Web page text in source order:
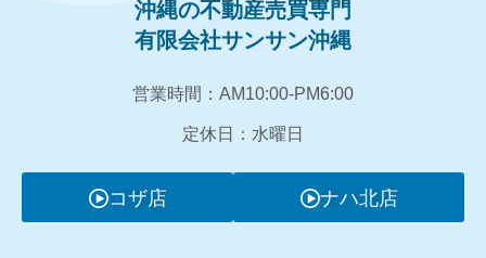
沖縄の不動産売買専門
有限会社サンサン沖縄
営業時間：AM10:00‐PM6:00
定休日：水曜日
コザ店 ナハ北店